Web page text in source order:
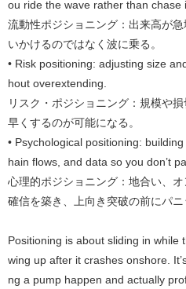
ou ride the wave rather than chase
流動性ポジショニング：出来高が
いかけるのではなく波に乗る。
• Risk positioning: adjusting size
hout overextending.
リスク・ポジショニング：規模や
早くするのが可能になる。
• Psychological positioning:
hain flows, and data so you don’t
心理的ポジショニング：地合い、
確信を築き、上向き突破の前にパニ
Positioning is about sliding in while
wing up after it crashes onshore.
ng a pump happen and actually